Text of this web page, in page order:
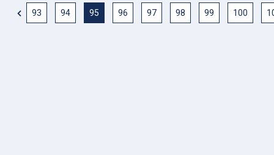
93 94 95 96 97 98 99 100